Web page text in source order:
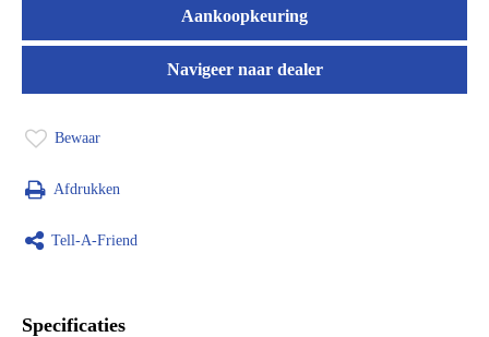
Aankoopkeuring
Navigeer naar dealer
Bewaar
Afdrukken
Tell-A-Friend
Specificaties